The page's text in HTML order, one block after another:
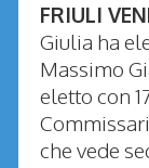
FRIULI
Giulia ha
Massimo
eletto con
che vede